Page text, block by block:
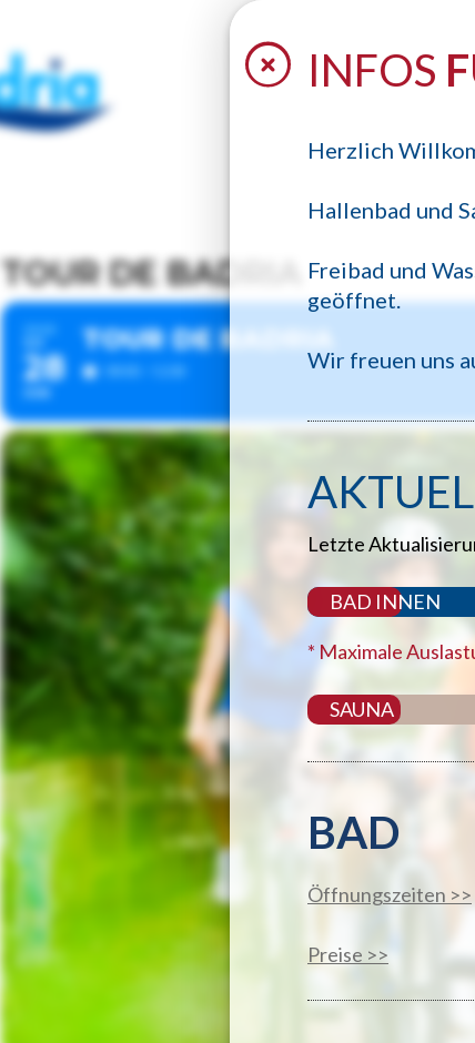
TOUR DE BADRIA
28
TOUR DE BADRIA
INFOS
Herzlich
Hallenbad und
Freibad und
geöffnet.
Wir freuen uns
Letzte
BAD INNEN
* Maximale
SAUNA
BAD
Öffnungszeiten >>
Preise >>